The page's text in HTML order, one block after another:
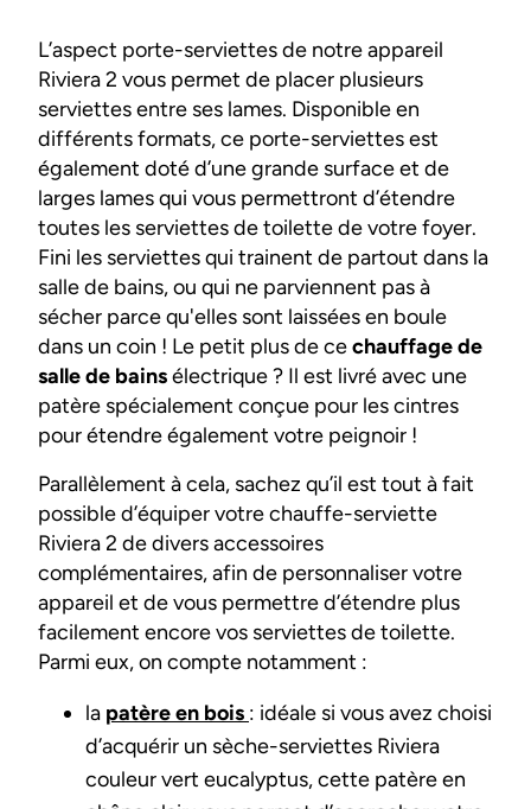
L’aspect porte-serviettes de notre appareil
Riviera 2 vous permet de placer plusieurs
serviettes entre ses lames. Disponible en
différents formats, ce porte-serviettes est
également doté d’une grande surface et de
larges lames qui vous permettront d’étendre
toutes les serviettes de toilette de votre foyer.
Fini les serviettes qui trainent de partout dans la
salle de bains, ou qui ne parviennent pas à
sécher parce qu'elles sont laissées en boule
dans un coin ! Le petit plus de cechauffage de
salle de bainsélectrique ? Il est livré avec une
patère spécialement conçue pour les cintres
pour étendre également votre peignoir !
Parallèlement à cela, sachez qu’il est tout à fait
possible d’équiper votre chauffe-serviette
Riviera 2 de divers accessoires
complémentaires, afin de personnaliser votre
appareil et de vous permettre d’étendre plus
facilement encore vos serviettes de toilette.
Parmi eux, on compte notamment :
la patère en bois : idéale si vous avez choisi
d’acquérir un sèche-serviettes Riviera
couleur vert eucalyptus, cette patère en